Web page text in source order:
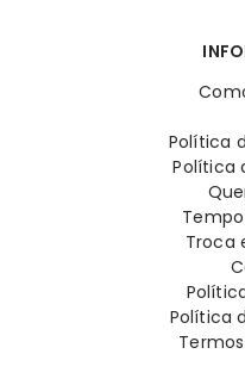
Política
Política
Troca
Política